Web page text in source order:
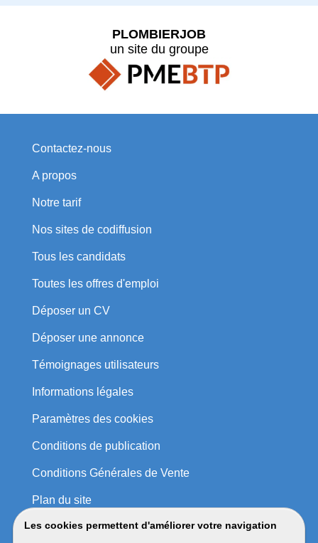
Les cookies permettent d'améliorer votre navigation
PLOMBIERJOB
un site du groupe
Contactez-nous
A propos
Notre tarif
Nos sites de codiffusion
Tous les candidats
Toutes les offres d'emploi
Déposer un CV
Déposer une annonce
Témoignages utilisateurs
Informations légales
Paramètres des cookies
Conditions de publication
Conditions Générales de Vente
Plan du site